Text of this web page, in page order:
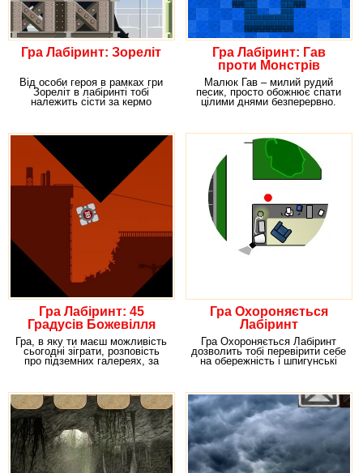
Гра Лабіринт: Зореліт
Від особи героя в рамках гри
Зореліт в лабіринті тобі
належить сісти за кермо
Гра Лабіринт: Гав
проти Монстрів
Малюк Гав – милий рудий
песик, просто обожнює спати
цілими днями безперервно.
Гра Лабіринт: 45
Градусів Божевілля
Гра, в яку ти маєш можливість
сьогодні зіграти, розповість
про підземних галереях, за
Гра Охороняється
Лабіринт
Гра Охороняється Лабіринт
дозволить тобі перевірити себе
на обережність і шпигунські